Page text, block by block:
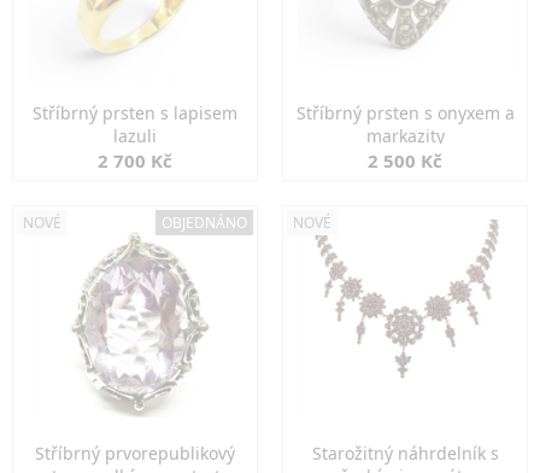
Stříbrný prsten s lapisem
lazuli
2 700 Kč
Stříbrný prsten s onyxem a
markazity
2 500 Kč
NOVÉ OBJEDNÁNO
Stříbrný prvorepublikový
NOVÉ
Starožitný náhrdelník s